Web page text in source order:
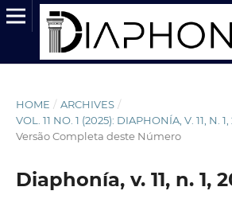
HOME / ARCHIVES /
VOL. 11 NO. 1 (2025): DIAPHONÍA, V. 11, N.
Versão Completa deste Número
Diaphonía, v. 11, n. 1,